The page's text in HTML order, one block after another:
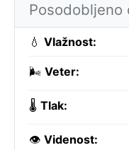
Posodobljeno
💧 Vlažnost:
🌬️ Veter:
🌡️ Tlak:
👁️ Videnost: